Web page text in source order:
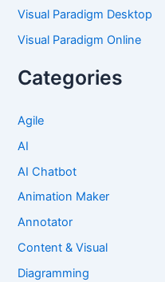
Visual Paradigm Desktop
Visual Paradigm Online
Categories
Agile
AI
AI Chatbot
Animation Maker
Annotator
Content & Visual
Diagramming